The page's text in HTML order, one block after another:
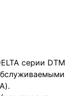
серии DTM